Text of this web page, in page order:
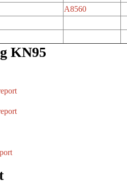
A8560
KN95